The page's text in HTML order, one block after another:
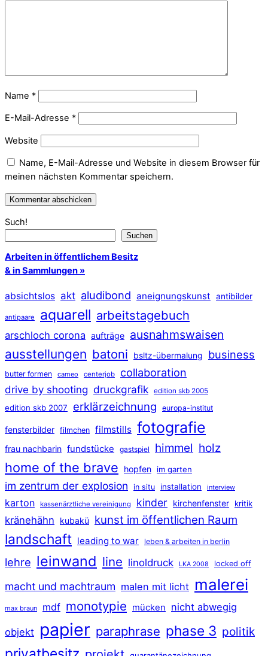
Name *
E-Mail-Adresse *
Website
Name, E-Mail-Adresse und Website in diesem Browser für
meinen nächsten Kommentar speichern.
Such!
Suchen
Arbeiten in öffentlichem Besitz
& in Sammlungen »
absichtslos akt aludibond aneignungskunst antibilder
antipaare aquarell arbeitstagebuch
arschloch corona aufträge ausnahmswaisen
ausstellungen batoni bsltz-übermalung business
butter formen cameo centerjob collaboration
drive by shooting druckgrafik edition skb 2005
edition skb 2007 erklärzeichnung europa-institut
fensterbilder filmchen filmstills fotografie
frau nachbarin fundstücke gastspiel himmel holz
home of the brave hopfen im garten
im zentrum der explosion in situ installation interview
karton kassenärztliche vereinigung kinder kirchenfenster kritik
kränehähn kubakü kunst im öffentlichen Raum
landschaft leading to war leben & arbeiten in berlin
lehre leinwand line linoldruck LKA 2008 locked off
macht und machtraum malen mit licht malerei
max braun mdf monotypie mücken nicht abwegig
objekt papier paraphrase phase 3 politik